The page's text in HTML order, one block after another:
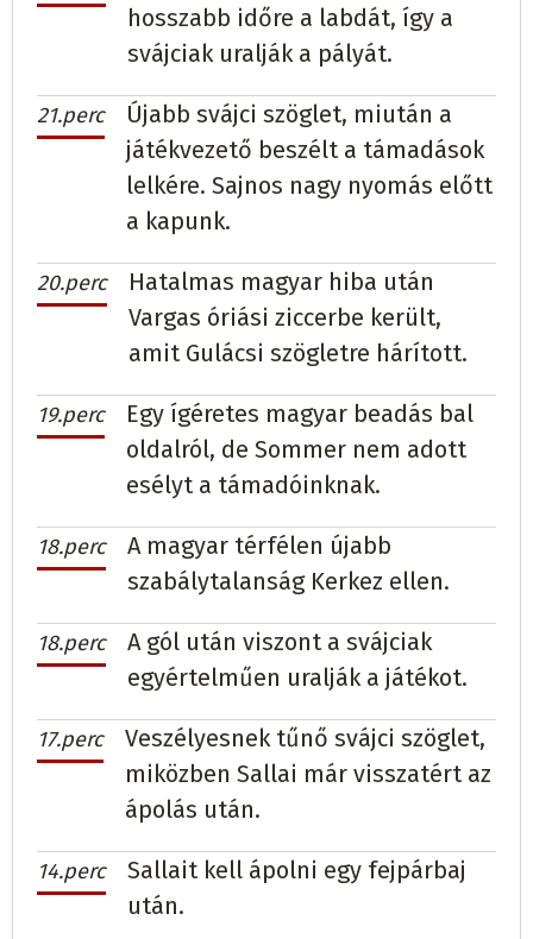
hosszabb időre a labdát, így a
svájciak uralják a pályát.
21.perc
Újabb svájci szöglet, miután a
játékvezető beszélt a támadások
lelkére. Sajnos nagy nyomás előtt
a kapunk.
20.perc
Hatalmas magyar hiba után
Vargas óriási ziccerbe került,
amit Gulácsi szögletre hárított.
19.perc
Egy ígéretes magyar beadás bal
oldalról, de Sommer nem adott
esélyt a támadóinknak.
18.perc
A magyar térfélen újabb
szabálytalanság Kerkez ellen.
18.perc
A gól után viszont a svájciak
egyértelműen uralják a játékot.
17.perc
Veszélyesnek tűnő svájci szöglet,
miközben Sallai már visszatért az
ápolás után.
14.perc
Sallait kell ápolni egy fejpárbaj
után.